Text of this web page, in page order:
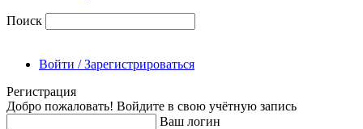
Поиск
Войти / Зарегистрироваться
Регистрация
Добро пожаловать! Войдите в свою учётную запись
Ваш логин